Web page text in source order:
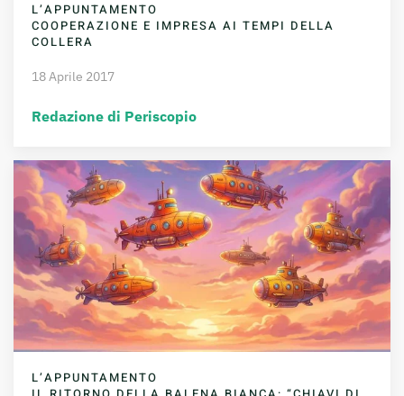
L’APPUNTAMENTO
COOPERAZIONE E IMPRESA AI TEMPI DELLA
COLLERA
18 Aprile 2017
Redazione di Periscopio
L’APPUNTAMENTO